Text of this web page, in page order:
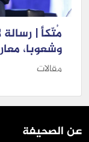
مُتّكأ |
وشعوبا،
مقالات
عن الصحيفة